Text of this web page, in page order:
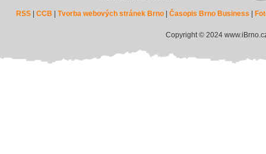
RSS |CCB |Tvorba webových stránek Brno |Časopis Brno Business
Copyright © 2024